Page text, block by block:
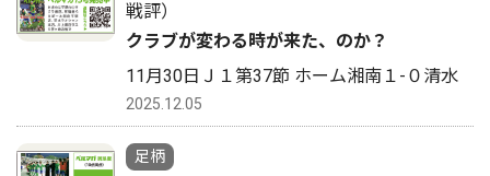
戦評）
クラブが変わる時が来た、のか？
11月30日Ｊ１第37節 ホーム湘南１-０清水
2025.12.05
足柄